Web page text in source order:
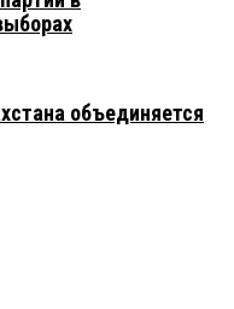
объединяется